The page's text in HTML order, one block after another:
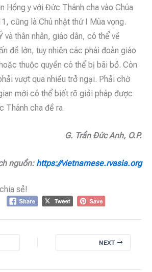
Hồng y với Đức Thánh cha vào Chúa
cũng là Chú nhật thứ I Mùa vọng.
và thân nhân, giáo dân, có thể về
đề lớn, tuy nhiên các phái đoàn giáo
thuộc quyền có thể bị bãi bỏ. Còn
vượt qua nhiều trở ngại. Phải chờ
mới có thể biết rõ giải pháp được
Thánh cha đề ra.
G. Trần Đức Anh, O.P.
nguồn: https://vietnamese.rvasia.org
sẻ!
NEXT